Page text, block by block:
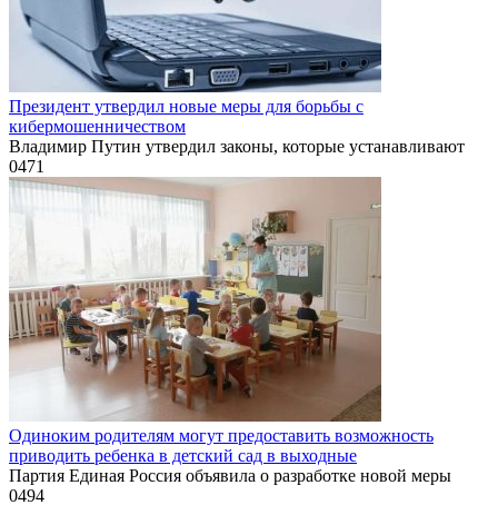
Президент утвердил новые меры для борьбы с
кибермошенничеством
Владимир Путин утвердил законы, которые устанавливают
0471
Одиноким родителям могут предоставить возможность
приводить ребенка в детский сад в выходные
Партия Единая Россия объявила о разработке новой меры
0494